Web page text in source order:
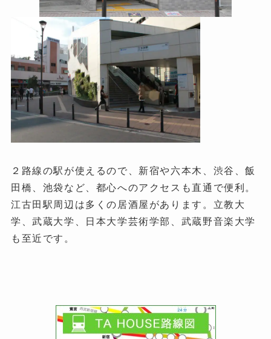
２路線の駅が使えるので、新宿や六本木、渋谷、飯
田橋、池袋など、都心へのアクセスも直通で便利。
江古田駅周辺は多くの居酒屋があります。立教大
学、武蔵大学、日本大学芸術学部、武蔵野音楽大学
も至近です。